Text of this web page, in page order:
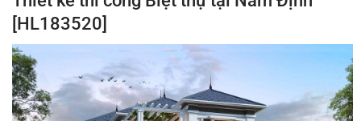
[HL183520]